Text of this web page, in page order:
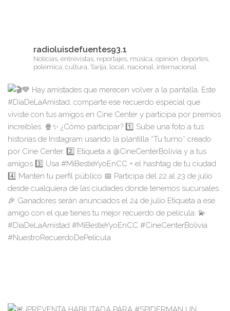
radioluisdefuentes93.1
Noticias, entrevistas, reportajes, música, opinión, deportes,
polémica, cultura, Tarija, local, nacional, internacional